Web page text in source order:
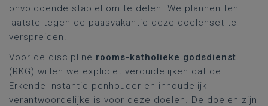
onvoldoende stabiel om te delen. We plannen ten
laatste tegen de paasvakantie deze doelenset te
verspreiden.
Voor de discipline rooms-katholieke godsdienst
(RKG) willen we expliciet verduidelijken dat de
Erkende Instantie penhouder en inhoudelijk
verantwoordelijke is voor deze doelen. De doelen zijn